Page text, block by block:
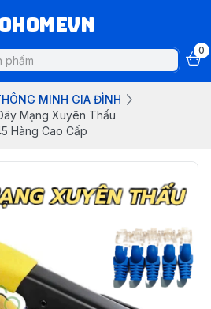
0
MINH GIA ĐÌNH
Mạng Xuyên Thấu
Hàng Cao Cấp